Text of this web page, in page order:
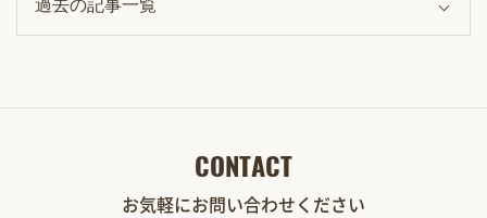
CONTACT
お気軽にお問い合わせください